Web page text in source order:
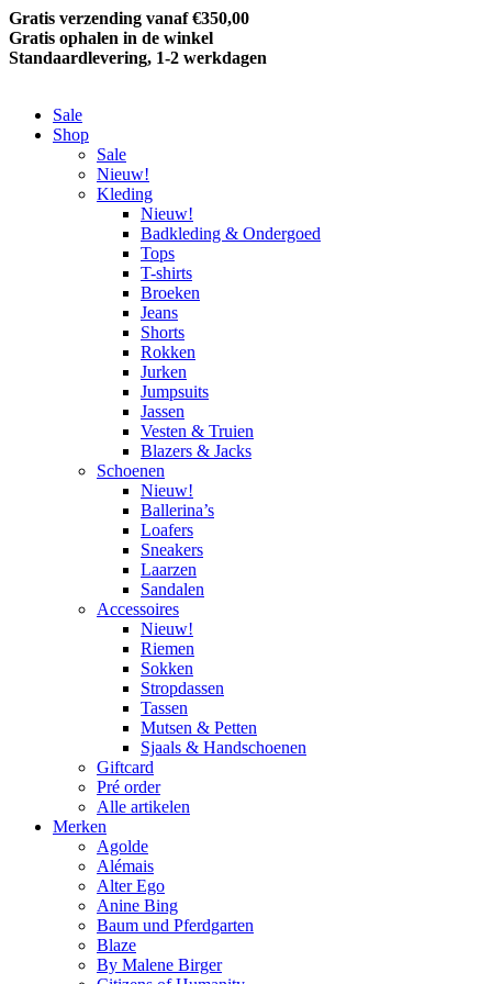
Gratis verzending vanaf €350,00
Gratis ophalen in de winkel
Standaardlevering, 1-2 werkdagen
Sale
Shop
Sale
Nieuw!
Kleding
Nieuw!
Badkleding & Ondergoed
Tops
T-shirts
Broeken
Jeans
Shorts
Rokken
Jurken
Jumpsuits
Jassen
Vesten & Truien
Blazers & Jacks
Schoenen
Nieuw!
Ballerina’s
Loafers
Sneakers
Laarzen
Sandalen
Accessoires
Nieuw!
Riemen
Sokken
Stropdassen
Tassen
Mutsen & Petten
Sjaals & Handschoenen
Giftcard
Pré order
Alle artikelen
Merken
Agolde
Alémais
Alter Ego
Anine Bing
Baum und Pferdgarten
Blaze
By Malene Birger